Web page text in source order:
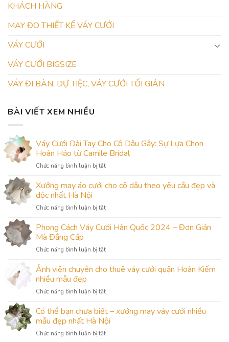
KHÁCH HÀNG
MAY ĐO THIẾT KẾ VÁY CƯỚI
VÁY CƯỚI
VÁY CƯỚI BIGSIZE
VÁY ĐI BÀN, DỰ TIỆC, VÁY CƯỚI TỐI GIẢN
BÀI VIẾT XEM NHIỀU
Váy Cưới Dài Tay Cho Cô Dâu Gầy: Sự Lựa Chọn
Hoàn Hảo từ Camile Bridal
Chức năng bình luận bị tắtở
Cưới
Cho
Dâu
Lựa
Hoàn
Camile
Xưởng may áo cưới cho cô dâu theo yêu cầu đẹp và
độc nhất Hà Nội
Chức năng bình luận bị tắtở
may
cho
dâu
cầu
và
độc
Hà
Phong Cách Váy Cưới Hàn Quốc 2024 – Đơn Giản
Mà Đẳng Cấp
Chức năng bình luận bị tắtở
Cách
Hàn
2024
–
Đơn
Giản
Ảnh viện chuyên cho thuê váy cưới quận Hoàn Kiếm
nhiều mẫu đẹp
Chức năng bình luận bị tắtở
viện
chuyên
cho
thuê
Có thể bạn chưa biết – xưởng may váy cưới nhiều
mẫu đẹp nhất Hà Nội
Chức năng bình luận bị tắtở